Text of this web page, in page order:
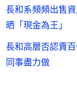
長和系頻頻出售
晒「現金為王」
長和高層否認賣
同事盡力做